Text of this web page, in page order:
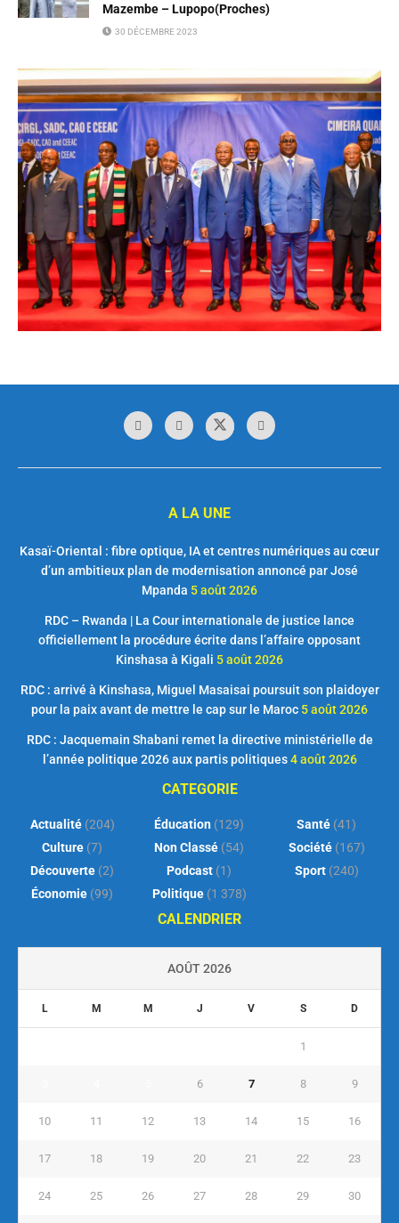
Mazembe – Lupopo(Proches)
30 DÉCEMBRE 2023
A LA UNE
Kasaï-Oriental : fibre optique, IA et centres numériques au cœur
d’un ambitieux plan de modernisation annoncé par José
Mpanda 5 août 2026
RDC – Rwanda | La Cour internationale de justice lance
officiellement la procédure écrite dans l’affaire opposant
Kinshasa à Kigali 5 août 2026
RDC : arrivé à Kinshasa, Miguel Masaisai poursuit son plaidoyer
pour la paix avant de mettre le cap sur le Maroc 5 août 2026
RDC : Jacquemain Shabani remet la directive ministérielle de
l’année politique 2026 aux partis politiques 4 août 2026
CATEGORIE
Actualité(204)
Culture (7)
Découverte (2)
Économie (99)
Éducation (129)
Non Classé (54)
Podcast (1)
Politique(1 378)
Santé (41)
Société(167)
Sport(240)
CALENDRIER
AOÛT 2026
L M M J V S D
1
6 7 8 9
10 11 12 13 14 15 16
17 18 19 20 21 22 23
24 25 26 27 28 29 30